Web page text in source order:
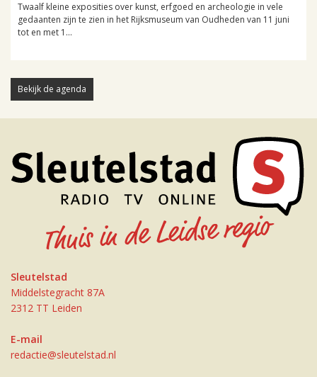
Twaalf kleine exposities over kunst, erfgoed en archeologie in vele
gedaanten zijn te zien in het Rijksmuseum van Oudheden van 11 juni
tot en met 1...
Bekijk de agenda
Sleutelstad
Middelstegracht 87A
2312 TT Leiden
E-mail
redactie@sleutelstad.nl